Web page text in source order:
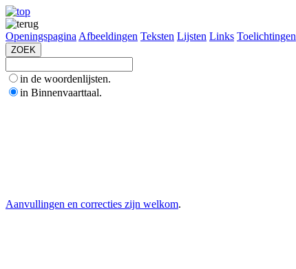
Openingspagina Afbeeldingen Teksten Lijsten Links Toelichtingen
in de woordenlijsten.
in Binnenvaarttaal.
Aanvullingen en correcties zijn welkom.